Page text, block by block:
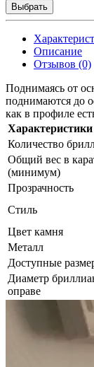
Выбрать
Описание
Отзывов (0)
Поднимаясь от
поднимаются до
как в профиле
Характеристики
Количество
Общий вес в
(минимум)
Прозрачность
Стиль
Цвет камня
Металл
Доступные
Диаметр
оправе